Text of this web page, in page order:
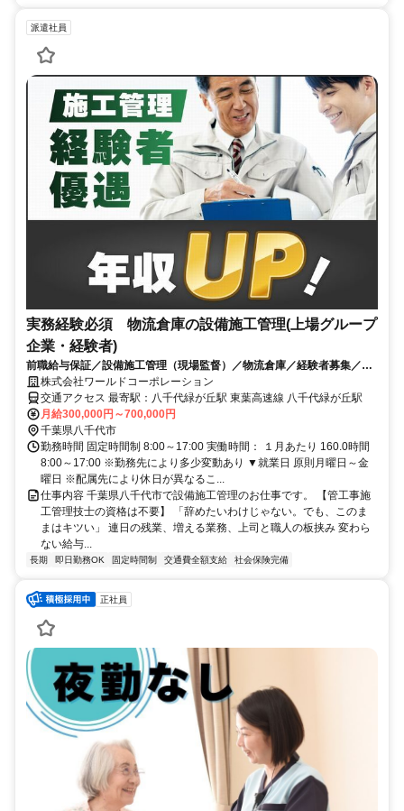
派遣社員
実務経験必須 物流倉庫の設備施工管理(上場グループ
企業・経験者)
前職給与保証／設備施工管理（現場監督）／物流倉庫／経験者募集／千
葉県八千代市
株式会社ワールドコーポレーション
交通アクセス 最寄駅：八千代緑が丘駅 東葉高速線 八千代緑が丘駅
月給300,000円～700,000円
千葉県八千代市
勤務時間 固定時間制 8:00～17:00 実働時間： １月あたり 160.0時間
8:00～17:00 ※勤務先により多少変動あり ▼就業日 原則月曜日～金
曜日 ※配属先により休日が異なるこ...
仕事内容 千葉県八千代市で設備施工管理のお仕事です。 【管工事施
工管理技士の資格は不要】 「辞めたいわけじゃない。でも、このま
まはキツい」 連日の残業、増える業務、上司と職人の板挟み 変わら
ない給与...
長期 即日勤務OK 固定時間制 交通費全額支給 社会保険完備
正社員